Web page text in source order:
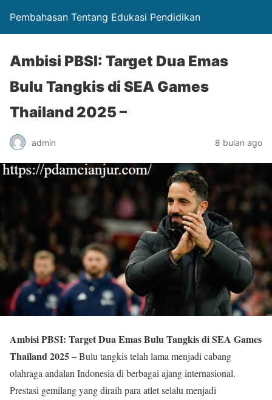
Pembahasan Tentang Edukasi Pendidikan
Ambisi PBSI: Target Dua Emas
Bulu Tangkis di SEA Games
Thailand 2025 –
admin 8 bulan ago
Ambisi PBSI: Target Dua Emas Bulu Tangkis di SEA Games
Thailand 2025 –Bulu tangkis telah lama menjadi cabang
olahraga andalan Indonesia di berbagai ajang internasional.
Prestasi gemilang yang diraih para atlet selalu menjadi